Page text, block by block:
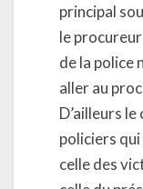
principal
le
de la police
aller au
D’ailleurs
policiers
celle des